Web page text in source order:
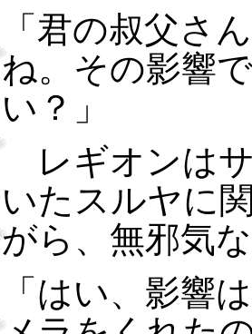
「君の叔父さ
ね。その影響
い？」
レギオンは
いたスルヤに
がら、無邪気
「はい、影響